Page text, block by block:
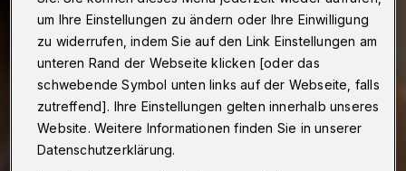
um Ihre Einstellungen zu ändern oder Ihre Einwilligung
zu widerrufen, indem Sie auf den Link Einstellungen am
unteren Rand der Webseite klicken [oder das
schwebende Symbol unten links auf der Webseite, falls
zutreffend]. Ihre Einstellungen gelten innerhalb unseres
Website. Weitere Informationen finden Sie in unserer
Datenschutzerklärung.